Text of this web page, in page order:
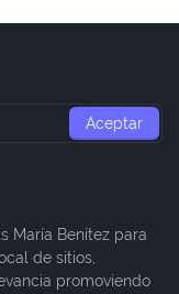
María Benítez para
de sitios,
promoviendo